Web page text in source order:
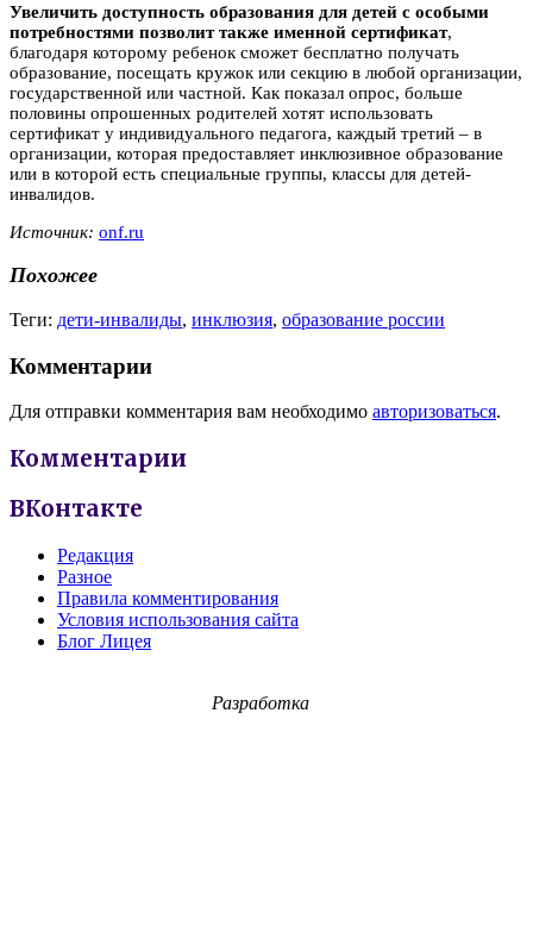
Увеличить доступность образования для детей с особыми
потребностями позволит также именной сертификат,
благодаря которому ребенок сможет бесплатно получать
образование, посещать кружок или секцию в любой организации,
государственной или частной. Как показал опрос, больше
половины опрошенных родителей хотят использовать
сертификат у индивидуального педагога, каждый третий – в
организации, которая предоставляет инклюзивное образование
или в которой есть специальные группы, классы для детей-
инвалидов.
Источник: onf.ru
Похожее
Теги: дети-инвалиды, инклюзия, образование россии
Комментарии
Для отправки комментария вам необходимо авторизоваться.
Комментарии
ВКонтакте
Редакция
Разное
Правила комментирования
Условия использования сайта
Блог Лицея
Разработка